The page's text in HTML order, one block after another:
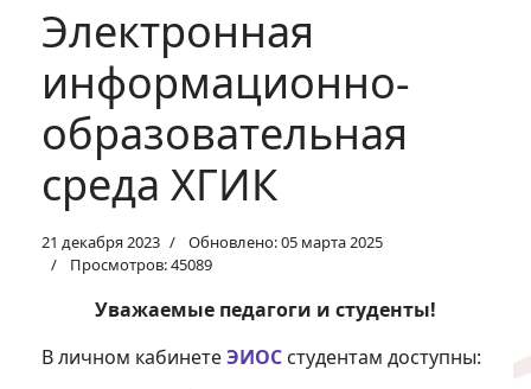
Электронная
информационно-
образовательная
среда ХГИК
21 декабря 2023
Обновлено: 05 марта 2025
Просмотров: 45089
Уважаемые педагоги и студенты!
В личном кабинетеЭИОС студентам доступны: